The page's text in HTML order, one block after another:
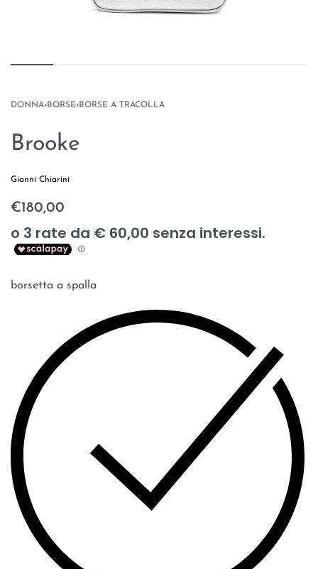
DONNA›BORSE›BORSE A TRACOLLA
Brooke
Gianni Chiarini
€180,00
borsetta a spalla